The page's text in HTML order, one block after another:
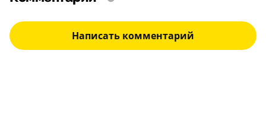
Написать комментарий